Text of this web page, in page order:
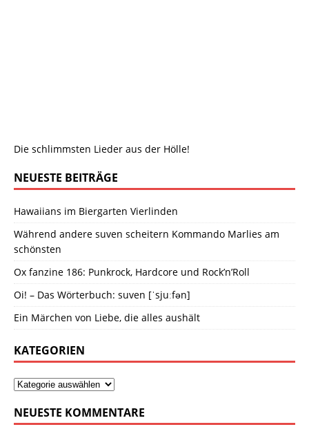
Die schlimmsten Lieder aus der Hölle!
NEUESTE BEITRÄGE
Hawaiians im Biergarten Vierlinden
Während andere suven scheitern Kommando Marlies am
schönsten
Ox fanzine 186: Punkrock, Hardcore und Rock’n’Roll
Oi! – Das Wörterbuch: suven [ˈsjuːfən]
Ein Märchen von Liebe, die alles aushält
KATEGORIEN
NEUESTE KOMMENTARE